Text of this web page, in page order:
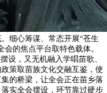
细心筹谋、常态开展“苍生
的焦点平台取特色载体。
设，又无机融入学唱苗歌、
策取苗族文化交融互鉴，使
的桥梁，让全会正在苗乡落
实全会摆设，环节靠过硬步